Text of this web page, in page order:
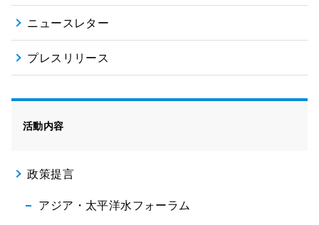
ニュースレター
プレスリリース
活動内容
政策提言
アジア・太平洋水フォーラム